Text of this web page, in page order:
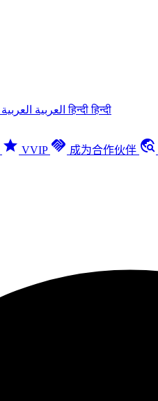
العربية العربية हिन्दीहिन्दी
star VVIP handshake 成为合作伙伴 travel_explore